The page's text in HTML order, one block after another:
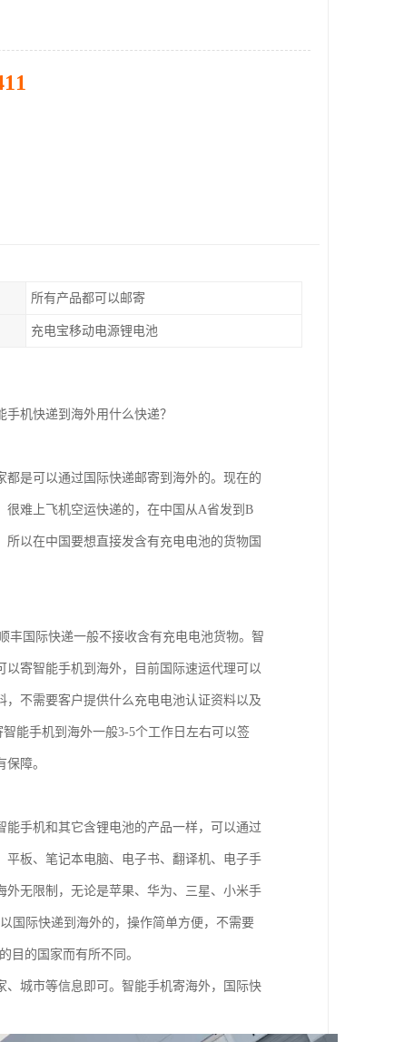
所有产品都可以邮寄
充电宝移动电源锂电池
机快递到海外用什么快递？
是可以通过国际快递邮寄到海外的。现在的
难上飞机空运快递的，在中国从A省发到B
以在中国要想直接发含有充电电池的货物国
丰国际快递一般不接收含有充电电池货物。智
寄智能手机到海外，目前国际速运代理可以
不需要客户提供什么充电电池认证资料以及
能手机到海外一般3-5个工作日左右可以签
障。
手机和其它含锂电池的产品一样，可以通过
平板、笔记本电脑、电子书、翻译机、电子手
无限制，无论是苹果、华为、三星、小米手
国际快递到海外的，操作简单方便，不需要
目的国家而有所不同。
城市等信息即可。智能手机寄海外，国际快